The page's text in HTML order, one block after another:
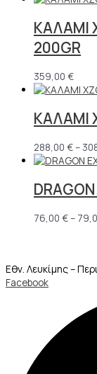
ΚΑΛΑΜΙ
200GR
359,00 €
ΚΑΛΑΜΙ
288,00 €–
76,00 €–
Εθν. Λευκίμης –
Facebook